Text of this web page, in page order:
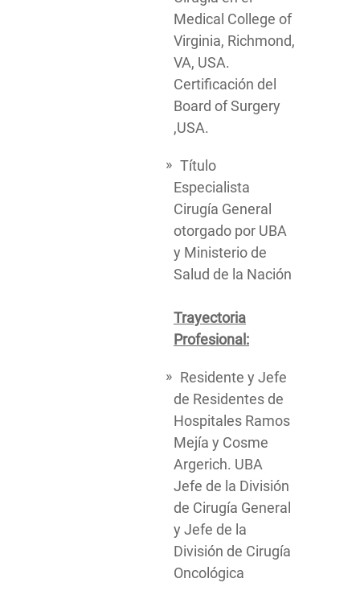
Medical College of
Virginia, Richmond,
VA, USA.
Certificación del
Board of Surgery
,USA.
Título
Especialista
Cirugía General
otorgado por UBA
y Ministerio de
Salud de la Nación
Trayectoria
Profesional:
Residente y Jefe
de Residentes de
Hospitales Ramos
Mejía y Cosme
Argerich. UBA
Jefe de la División
de Cirugía General
y Jefe de la
División de Cirugía
Oncológica